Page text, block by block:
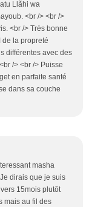
Llãhi wa
<br /> <br />
<br /> Très bonne
de la propreté
différentes avec des
/> <br /> Puisse
en parfaite santé
dans sa couche
masha
dirais que je suis
15mois plutôt
mais au fil des